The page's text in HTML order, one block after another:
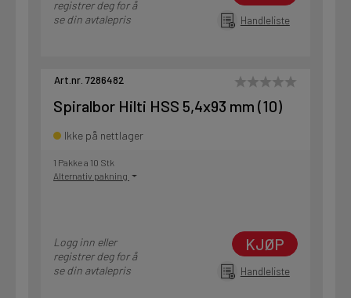
registrer deg for å
se din avtalepris
Handleliste
Art.nr. 7286482
Spiralbor Hilti HSS 5,4x93 mm (10)
Ikke på nettlager
1 Pakke a 10 Stk
Alternativ pakning
Logg inn eller
registrer deg for å
se din avtalepris
KJØP
Handleliste